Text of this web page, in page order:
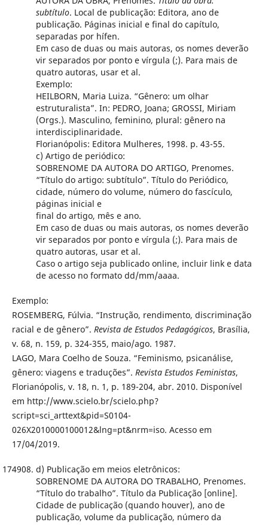
subtítulo. Local de publicação: Editora, ano de
publicação. Páginas inicial e final do capítulo,
separadas por hífen.
Em caso de duas ou mais autoras, os nomes deverão
vir separados por ponto e vírgula (;). Para mais de
quatro autoras, usar et al.
Exemplo:
HEILBORN, Maria Luiza. “Gênero: um olhar
estruturalista”. In: PEDRO, Joana; GROSSI, Miriam
(Orgs.). Masculino, feminino, plural: gênero na
interdisciplinaridade.
Florianópolis: Editora Mulheres, 1998. p. 43-55.
c) Artigo de periódico:
SOBRENOME DA AUTORA DO ARTIGO, Prenomes.
“Título do artigo: subtítulo”. Título do Periódico,
cidade, número do volume, número do fascículo,
páginas inicial e
final do artigo, mês e ano.
Em caso de duas ou mais autoras, os nomes deverão
vir separados por ponto e vírgula (;). Para mais de
quatro autoras, usar et al.
Caso o artigo seja publicado online, incluir link e data
de acesso no formato dd/mm/aaaa.
Exemplo:
ROSEMBERG, Fúlvia. “Instrução, rendimento, discriminação
racial e de gênero”. Revista de Estudos Pedagógicos, Brasília,
v. 68, n. 159, p. 324-355, maio/ago. 1987.
LAGO, Mara Coelho de Souza. “Feminismo, psicanálise,
gênero: viagens e traduções”. Revista Estudos Feministas,
Florianópolis, v. 18, n. 1, p. 189-204, abr. 2010. Disponível
em http://www.scielo.br/scielo.php?
script=sci_arttext&pid=S0104-
026X2010000100012&lng=pt&nrm=iso. Acesso em
17/04/2019.
d) Publicação em meios eletrônicos:
SOBRENOME DA AUTORA DO TRABALHO, Prenomes.
“Título do trabalho”. Título da Publicação [online].
Cidade de publicação (quando houver), ano de
publicação, volume da publicação, número da